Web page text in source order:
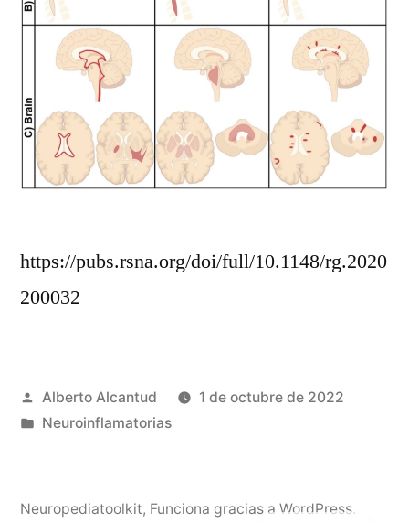
https://pubs.rsna.org/doi/full/10.1148/rg.2020
200032
Publicado
por
Alberto Alcantud
1 de octubre de 2022
Publicado
Neuroinflamatorias
Neuropediatoolkit, Funciona gracias a WordPress.
English